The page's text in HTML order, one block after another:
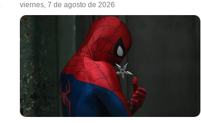
viernes, 7 de agosto de 2026